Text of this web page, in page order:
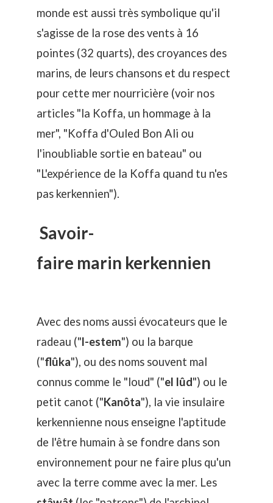
monde est aussi très symbolique qu'il
s'agisse de la rose des vents à 16
pointes (32 quarts), des croyances des
marins, de leurs chansons et du respect
pour cette mer nourricière (voir nos
articles "la Koffa, un hommage à la
mer", "Koffa d'Ouled Bon Ali ou
l'inoubliable sortie en bateau" ou
"L'expérience de la Koffa quand tu n'es
pas kerkennien").
Savoir-
faire marin kerkennien
Avec des noms aussi évocateurs que le
radeau ("l-estem") ou la barque
("flûka"), ou des noms souvent mal
connus comme le "loud" ("el lûd") ou le
petit canot ("Kanôta"), la vie insulaire
kerkennienne nous enseigne l'aptitude
de l'être humain à se fondre dans son
environnement pour ne faire plus qu'un
avec la terre comme avec la mer. Les